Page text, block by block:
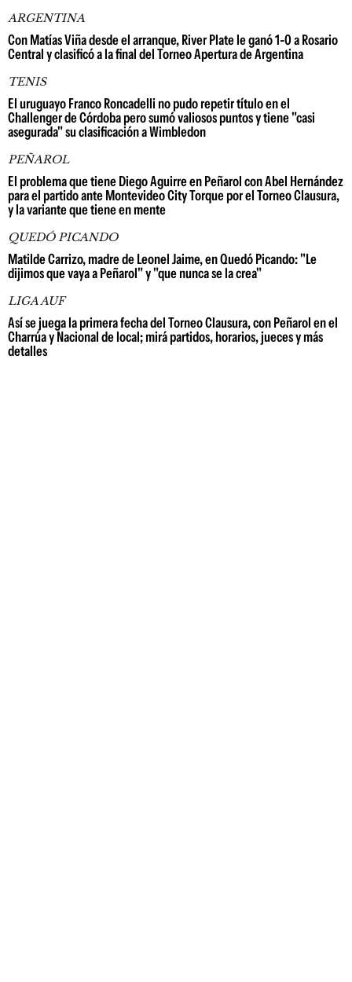
ARGENTINA
Con Matías Viña desde el arranque, River Plate le ganó 1-0 a Rosario
Central y clasificó a la final del Torneo Apertura de Argentina
TENIS
El uruguayo Franco Roncadelli no pudo repetir título en el
Challenger de Córdoba pero sumó valiosos puntos y tiene "casi
asegurada" su clasificación a Wimbledon
PEÑAROL
El problema que tiene Diego Aguirre en Peñarol con Abel Hernández
para el partido ante Montevideo City Torque por el Torneo Clausura,
y la variante que tiene en mente
QUEDÓ PICANDO
Matilde Carrizo, madre de Leonel Jaime, en Quedó Picando: "Le
dijimos que vaya a Peñarol" y "que nunca se la crea"
LIGA AUF
Así se juega la primera fecha del Torneo Clausura, con Peñarol en el
Charrúa y Nacional de local; mirá partidos, horarios, jueces y más
detalles